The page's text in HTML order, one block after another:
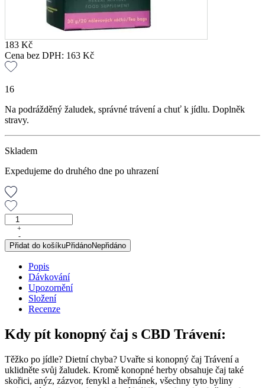
183 Kč
Cena bez DPH: 163 Kč
16
Na podrážděný žaludek, správné trávení a chuť k jídlu. Doplněk
stravy.
Skladem
Expedujeme do druhého dne po uhrazení
Konopný
s
CBD
Trávení,
množství
+
-
Přidat do košíkuPřidánoNepřidáno
Popis
Dávkování
Upozornění
Složení
Recenze
Kdy pít konopný čaj s CBD Trávení:
Těžko po jídle? Dietní chyba? Uvařte si konopný čaj Trávení a
uklidněte svůj žaludek. Kromě konopné herby obsahuje čaj také
skořici, anýz, zázvor, fenykl a heřmánek, všechny tyto byliny